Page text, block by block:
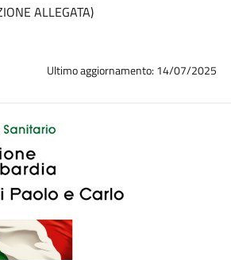
ALLEGATA)
Ultimo aggiornamento: 14/07/2025